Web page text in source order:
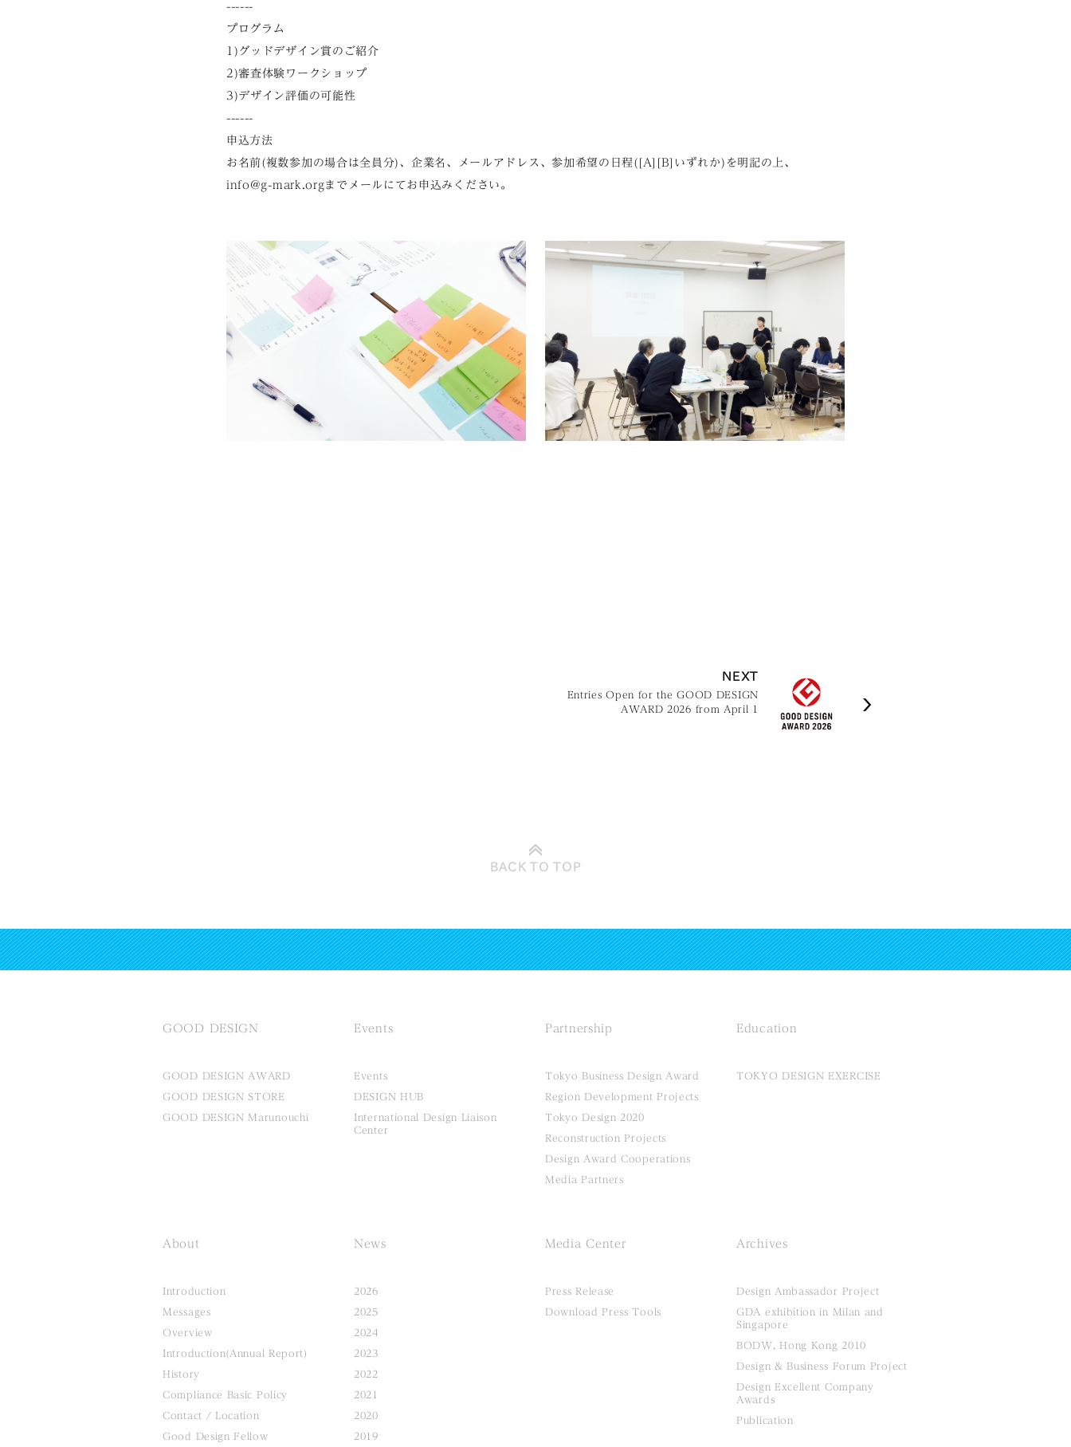
------
プログラム
1)グッドデザイン賞のご紹介
2)審査体験ワークショップ
3)デザイン評価の可能性
------
申込方法
お名前(複数参加の場合は全員分)、企業名、メールアドレス、参加希望の日程([A][B]いずれか)を明記の上、
info@g-mark.orgまでメールにてお申込みください。
NEXT
Entries Open for the GOOD DESIGN
AWARD 2026 from April 1
BACK TOTOP
GOOD DESIGN
GOOD DESIGN AWARD
GOOD DESIGN STORE
GOOD DESIGN Marunouchi
Events
Events
DESIGN HUB
International Design Liaison
Center
Partnership
Tokyo Business Design Award
Region Development Projects
Tokyo Design 2020
Reconstruction Projects
Design Award Cooperations
Media Partners
Education
TOKYO DESIGN EXERCISE
About
Introduction
Messages
Overview
Introduction(Annual Report)
History
Compliance Basic Policy
Contact / Location
Good Design Fellow
News
2026
2025
2024
2023
2022
2021
2020
2019
Media Center
Press Release
Download Press Tools
Archives
Design Ambassador Project
GDA exhibition in Milan and
Singapore
BODW, Hong Kong 2010
Design & Business Forum Project
Design Excellent Company
Awards
Publication